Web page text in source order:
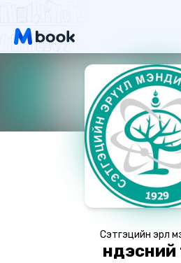
Сэтгэцийн эрүүл
үндэсний